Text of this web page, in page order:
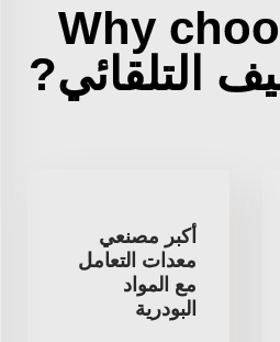
Why
التلقائي?
أكبر مصنعي
معدات التعامل
مع المواد
البودرية